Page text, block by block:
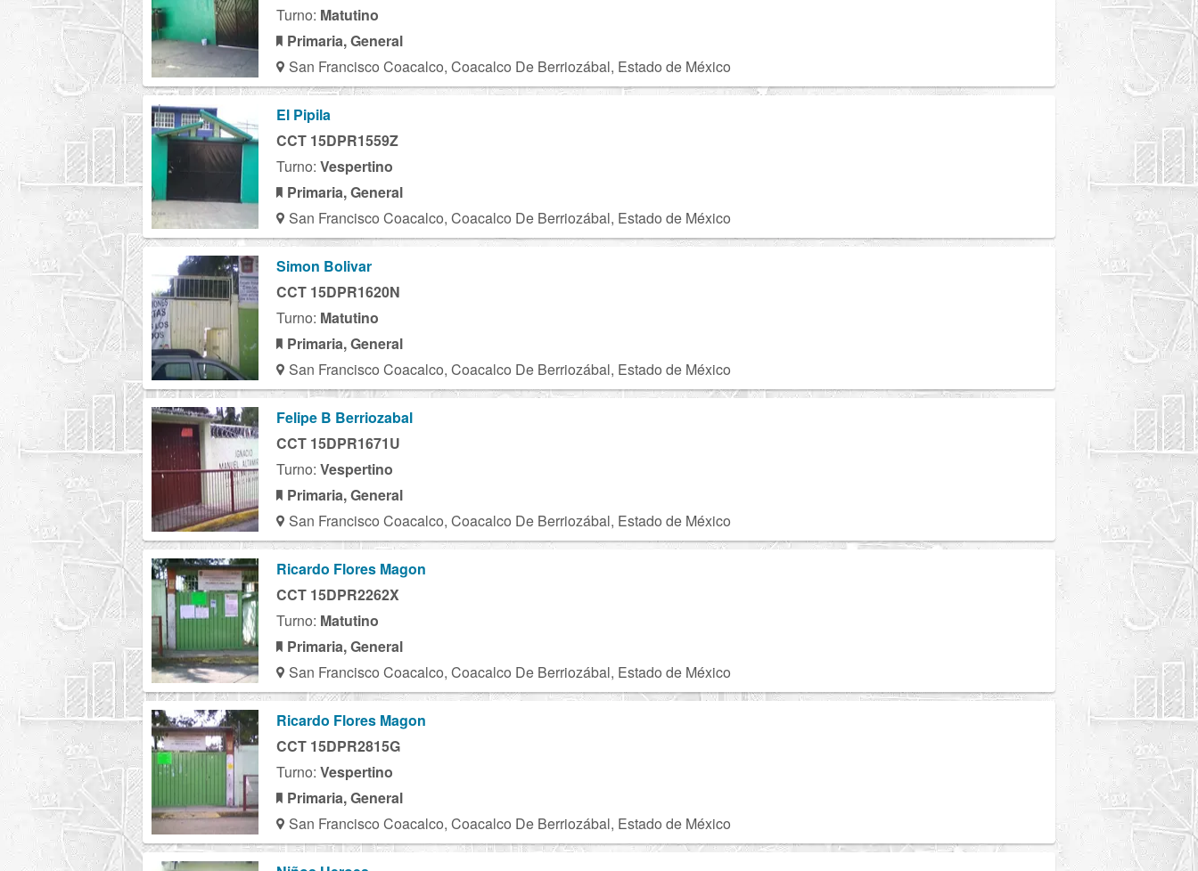
Turno: Matutino
Primaria, General
San Francisco Coacalco, Coacalco De Berriozábal, Estado de México
El Pipila
CCT 15DPR1559Z
Turno: Vespertino
Primaria, General
San Francisco Coacalco, Coacalco De Berriozábal, Estado de México
Simon Bolivar
CCT 15DPR1620N
Turno: Matutino
Primaria, General
San Francisco Coacalco, Coacalco De Berriozábal, Estado de México
Felipe B Berriozabal
CCT 15DPR1671U
Turno: Vespertino
Primaria, General
San Francisco Coacalco, Coacalco De Berriozábal, Estado de México
Ricardo Flores Magon
CCT 15DPR2262X
Turno: Matutino
Primaria, General
San Francisco Coacalco, Coacalco De Berriozábal, Estado de México
Ricardo Flores Magon
CCT 15DPR2815G
Turno: Vespertino
Primaria, General
San Francisco Coacalco, Coacalco De Berriozábal, Estado de México